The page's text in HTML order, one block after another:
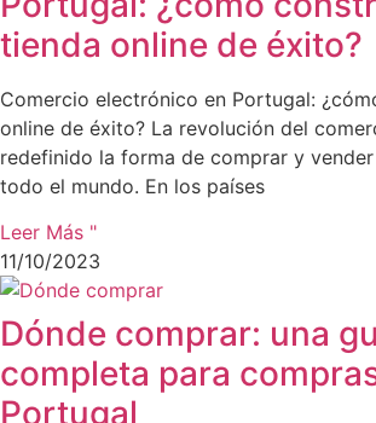
tienda online de éxito?
Comercio electrónico en Portugal:
online de éxito? La revolución del
redefinido la forma de comprar y
todo el mundo. En los países
Leer Más "
11/10/2023
Dónde comprar: una
completa para
Portugal